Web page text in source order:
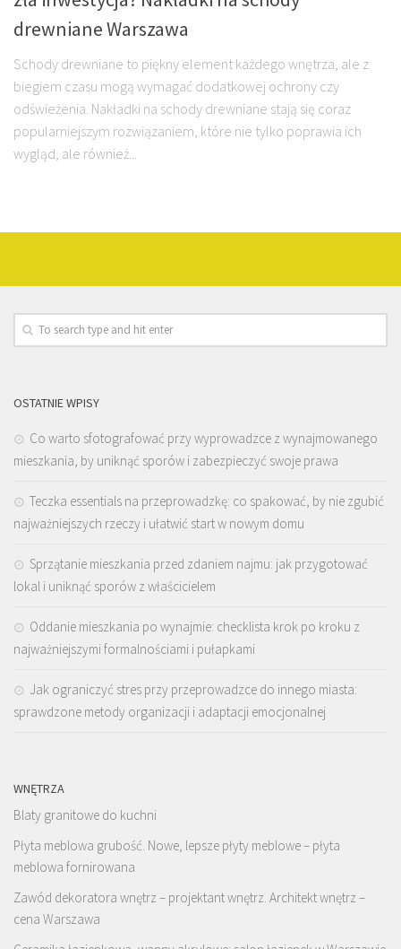
drewniane Warszawa
Schody drewniane to piękny element każdego wnętrza, ale z
biegiem czasu mogą wymagać dodatkowej ochrony czy
odświeżenia. Nakładki na schody drewniane stają się coraz
popularniejszym rozwiązaniem, które nie tylko poprawia ich
wygląd, ale również...
OSTATNIE WPISY
Co warto sfotografować przy wyprowadzce z wynajmowanego
mieszkania, by uniknąć sporów i zabezpieczyć swoje prawa
Teczka essentials na przeprowadzkę: co spakować, by nie zgubić
najważniejszych rzeczy i ułatwić start w nowym domu
Sprzątanie mieszkania przed zdaniem najmu: jak przygotować
lokal i uniknąć sporów z właścicielem
Oddanie mieszkania po wynajmie: checklista krok po kroku z
najważniejszymi formalnościami i pułapkami
Jak ograniczyć stres przy przeprowadzce do innego miasta:
sprawdzone metody organizacji i adaptacji emocjonalnej
WNĘTRZA
Blaty granitowe do kuchni
Płyta meblowa grubość. Nowe, lepsze płyty meblowe – płyta
meblowa fornirowana
Zawód dekoratora wnętrz – projektant wnętrz. Architekt wnętrz –
cena Warszawa